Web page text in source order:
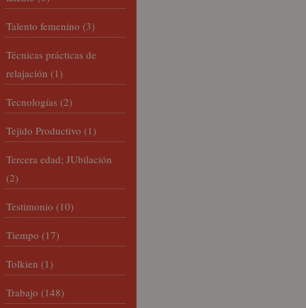
Talento femenino (3)
Técnicas prácticas de
relajación (1)
Tecnologías (2)
Tejido Productivo (1)
Tercera edad; JUbilación
(2)
Testimonio (10)
Tiempo (17)
Tolkien (1)
Trabajo (148)